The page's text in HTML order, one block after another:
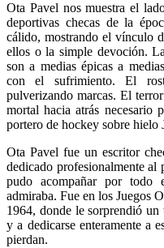
Ota Pavel nos muestra el
deportivas checas de la
cálido, mostrando el vínculo
ellos o la simple devoción.
son a medias épicas a
con el sufrimiento. El
pulverizando marcas. El
mortal hacia atrás necesario
portero de hockey sobre hielo
Ota Pavel fue un escritor
dedicado profesionalmente al
pudo acompañar por todo
admiraba. Fue en los Juegos
1964, donde le sorprendió
y a dedicarse enteramente a
pierdan.